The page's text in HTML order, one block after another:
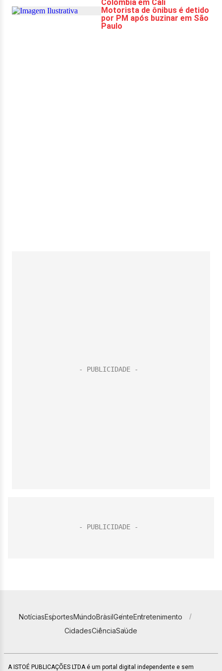
NotíciasEsportesMundoBrasilGenteEntretenimento
CidadesCiênciaSaúde
A ISTOÉ PUBLICAÇÕES LTDA é um portal digital independente e sem